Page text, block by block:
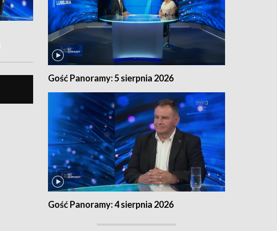
Gość Panoramy: 5 sierpnia 2026
Gość Panoramy: 4 sierpnia 2026